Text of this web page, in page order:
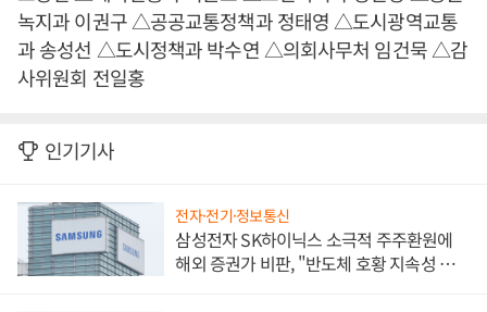
녹지과 이권구 △공공교통정책과 정태영 △도시광역교통
과 송성선 △도시정책과 박수연 △의회사무처 임건묵 △감
사위원회 전일홍
인기기사
전자·전기·정보통신
삼성전자 SK하이닉스 소극적 주주환원에
해외 증권가 비판, "반도체 호황 지속성 의